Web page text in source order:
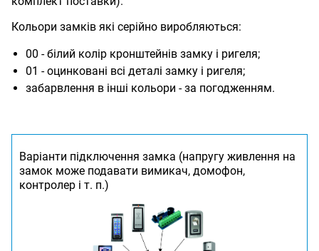
Кольори замків які серійно виробляються:
00 - білий колір кронштейнів замку і ригеля;
01 - оцинковані всі деталі замку і ригеля;
забарвлення в інші кольори - за погодженням.
Варіанти підключення замка (напругу живлення на
замок може подавати вимикач, домофон,
контролер і т. п.)